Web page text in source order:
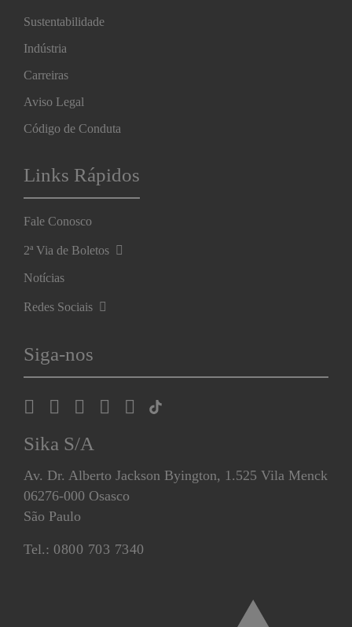
Sustentabilidade
Indústria
Carreiras
Aviso Legal
Código de Conduta
Links Rápidos
Fale Conosco
2ª Via de Boletos
Notícias
Redes Sociais
Siga-nos
Sika S/A
Av. Dr. Alberto Jackson Byington, 1.525 Vila Menck
06276-000 Osasco
São Paulo
Tel.: 0800 703 7340